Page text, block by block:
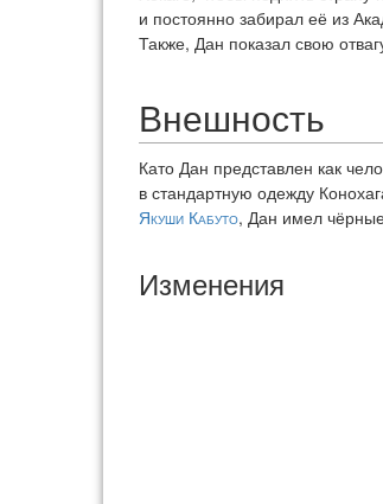
и постоянно забирал её из
Также, Дан показал свою
Внешность
Като Дан представлен как
в стандартную одежду
Якуши Кабуто, Дан имел
Изменения